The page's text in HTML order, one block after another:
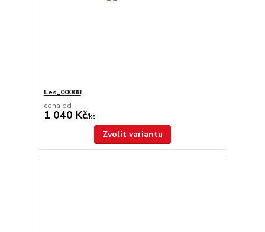
Les_00008
cena od
1 040 Kč/ks
Zvolit variantu